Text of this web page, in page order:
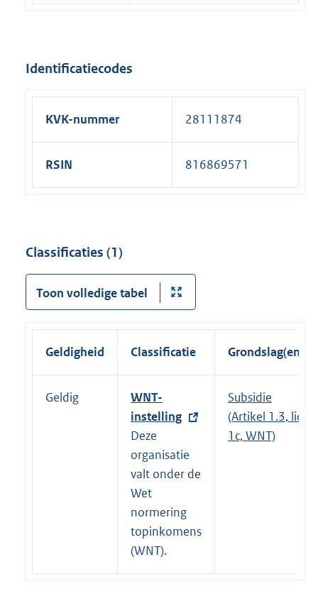
Identificatiecodes
KVK-nummer 28111874
RSIN 816869571
Classificaties (1)
Toon volledige tabel
Geldigheid Classificatie Grondslag(en)
Geldig
E
x
t
e
r
n
e
l
i
n
WNT-
instelling
Deze
organisatie
valt onder de
Wet
normering
topinkomens
(WNT).
Subsidie
(Artikel 1.3, lid
1c, WNT)